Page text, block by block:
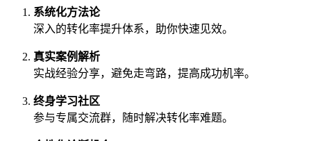
系统化方法论
深入的转化率提升体系，助你快速见效。
真实案例解析
实战经验分享，避免走弯路，提高成功机率。
终身学习社区
参与专属交流群，随时解决转化率难题。